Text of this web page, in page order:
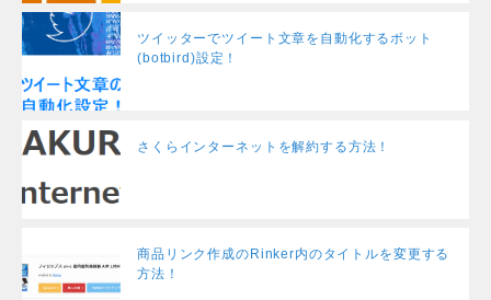
ツイッターでツイート文章を自動化するボット
(botbird)設定！
さくらインターネットを解約する方法！
商品リンク作成のRinker内のタイトルを変更する
方法！